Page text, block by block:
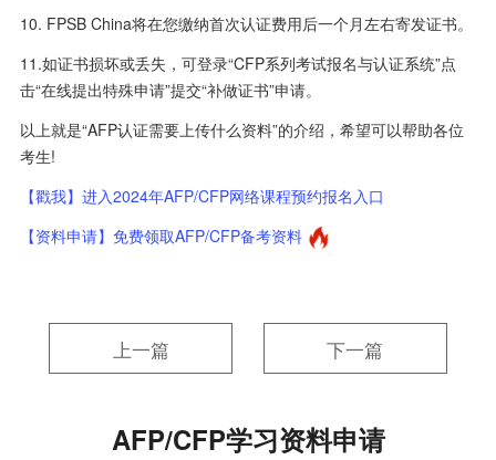
10. FPSB China将在您缴纳首次认证费用后一个月左右寄发证书。
11.如证书损坏或丢失，可登录“CFP系列考试报名与认证系统”点
击“在线提出特殊申请”提交“补做证书”申请。
以上就是“AFP认证需要上传什么资料”的介绍，希望可以帮助各位
考生!
【戳我】进入2024年AFP/CFP网络课程预约报名入口
【资料申请】免费领取AFP/CFP备考资料
上一篇 下一篇
AFP/CFP学习资料申请